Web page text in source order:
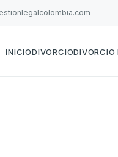
INICIODIVORCIODIVORCIO